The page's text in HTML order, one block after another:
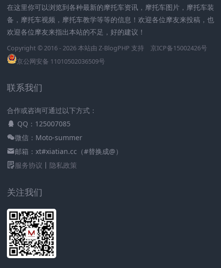
在这里你可以浏览到各种最新的摩托车资讯，摩托车图片，摩托车装
备，摩托车视频，摩托车教学等等的信息！欢迎各位摩友来投稿，也
欢迎各位摩友来指出本站的不足，好的建议！
Copyright © 2016 - 2026 本站由 Z-BlogPHP 支持
京ICP备15002426号
京公网安备 11010502036509号
联系我们
合作或咨询可通过以下方式：
QQ：125007085
微信：Moto-summer
邮箱：xt#xiatian.cc（#替换成@）
服务协议 丨 隐私政策
关注我们